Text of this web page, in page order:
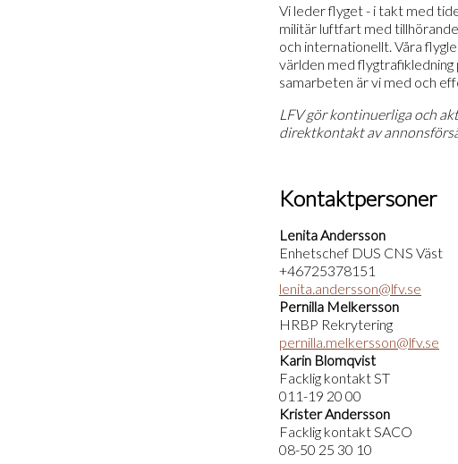
Vi leder flyget - i takt med
militär luftfart med
och internationellt. Våra
världen med flygtrafikledning
samarbeten är vi med och
LFV gör kontinuerliga och
direktkontakt av
Kontaktpersoner
Lenita Andersson
Enhetschef DUS CNS Väst
+46725378151
lenita.andersson@lfv.se
Pernilla Melkersson
HRBP Rekrytering
pernilla.melkersson@lfv.se
Karin Blomqvist
Facklig kontakt ST
011-19 20 00
Krister Andersson
Facklig kontakt SACO
08-50 25 30 10